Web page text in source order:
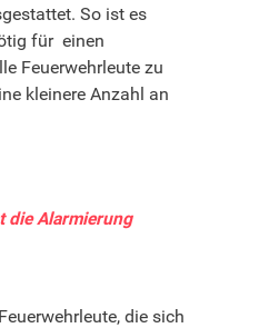
So ist es
für einen
Feuerwehrleute zu
kleinere Anzahl an
die Alarmierung
die sich